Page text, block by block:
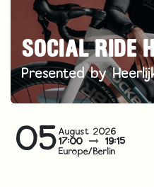
SOCIAL RIDE
Presented by
05August 2026
17:00 19:15
Europe/Berlin